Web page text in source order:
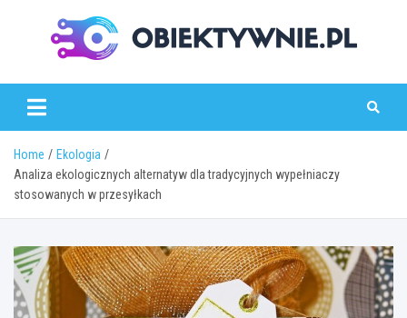
obiektywnie.pl
Home
Ekologia
Analiza ekologicznych alternatyw dla tradycyjnych wypełniaczy
stosowanych w przesyłkach